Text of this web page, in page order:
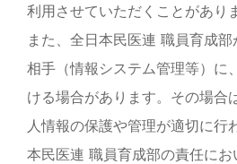
利用させていただくことがあり
また、全日本民医連 職員育成
相手（情報システム管理等）に
ける場合があります。その場合
人情報の保護や管理が適切に行
本民医連 職員育成部の責任にお